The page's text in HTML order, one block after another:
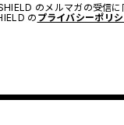
のメルマガの受信
の プライバシーポリ